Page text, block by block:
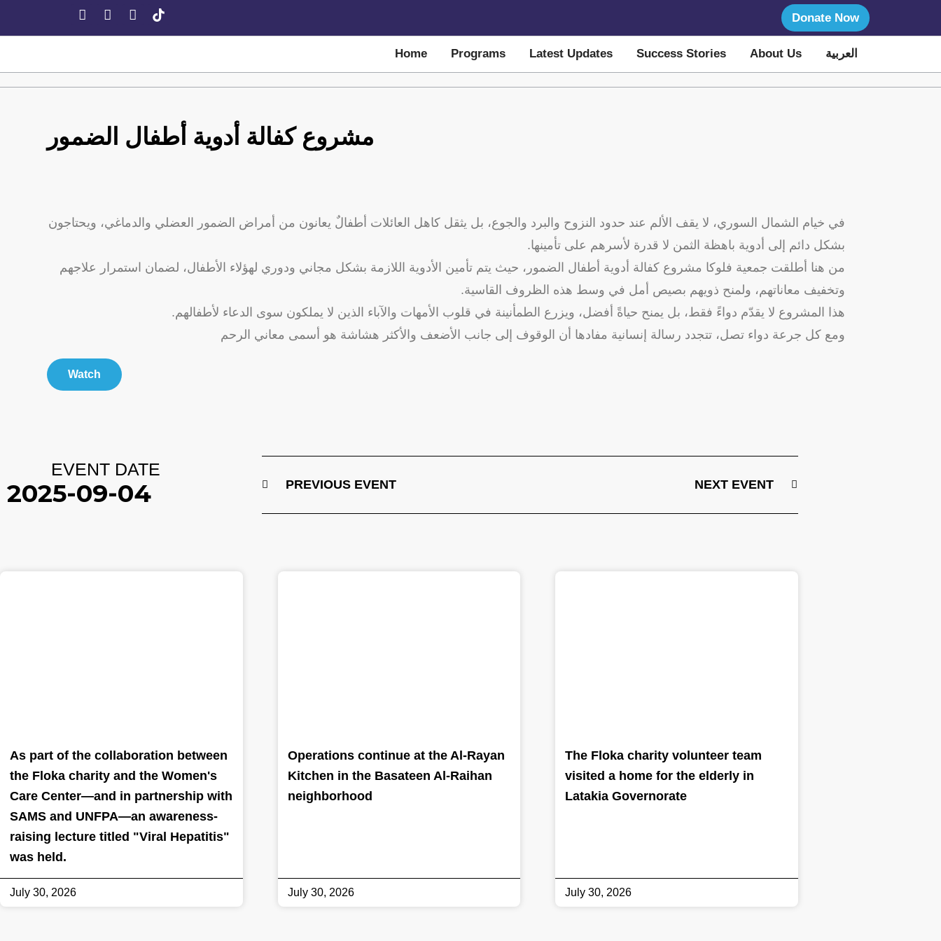
Donate Now
Home Programs Latest Updates Success Stories About Us العربية
مشروع كفالة أدوية أطفال الضمور
في خيام الشمال السوري، لا يقف الألم عند حدود النزوح والبرد والجوع، بل يثقل كاهل العائلات أطفالٌ يعانون من أمراض الضمور العضلي والدماغي، ويحتاجون
بشكل دائم إلى أدوية باهظة الثمن لا قدرة لأسرهم على تأمينها.
من هنا أطلقت جمعية فلوكا مشروع كفالة أدوية أطفال الضمور، حيث يتم تأمين الأدوية اللازمة بشكل مجاني ودوري لهؤلاء الأطفال، لضمان استمرار علاجهم
وتخفيف معاناتهم، ولمنح ذويهم بصيص أمل في وسط هذه الظروف القاسية.
هذا المشروع لا يقدّم دواءً فقط، بل يمنح حياةً أفضل، ويزرع الطمأنينة في قلوب الأمهات والآباء الذين لا يملكون سوى الدعاء لأطفالهم.
ومع كل جرعة دواء تصل، تتجدد رسالة إنسانية مفادها أن الوقوف إلى جانب الأضعف والأكثر هشاشة هو أسمى معاني الرحم
Watch
EVENT DATE
2025-09-04 PREVIOUS EVENT NEXT EVENT
As part of the collaboration between
the Floka charity and the Women's
Care Center—and in partnership with
SAMS and UNFPA—an awareness-
raising lecture titled "Viral Hepatitis"
was held.
July 30, 2026
Operations continue at the Al-Rayan
Kitchen in the Basateen Al-Raihan
neighborhood
July 30, 2026
The Floka charity volunteer team
visited a home for the elderly in
Latakia Governorate
July 30, 2026